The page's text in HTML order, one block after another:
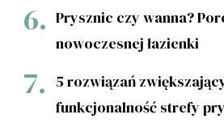
Prysznic czy wanna?
nowoczesnej łazienki
5 rozwiązań
funkcjonalność strefy